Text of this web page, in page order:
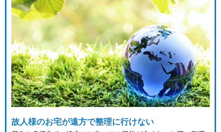
故人様のお宅が遠方で整理に行けない